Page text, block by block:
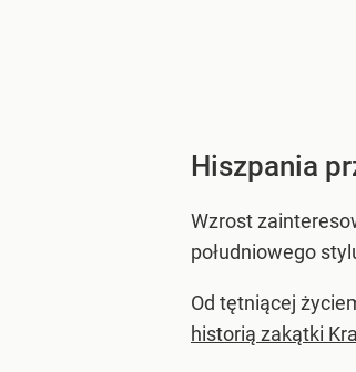
Hiszpania
Wzrost
południowego
Od tętniącej
historią zakątki